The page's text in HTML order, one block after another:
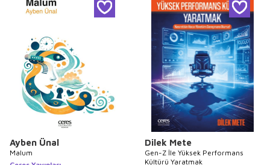
Ayben Ünal
Malum
Dilek Mete
Gen-Z İle Yüksek Performans
Kültürü Yaratmak